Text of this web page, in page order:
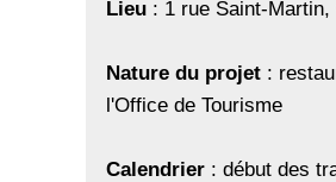
Lieu : 1 rue Saint-Martin,
Nature du projet :
l'Office de Tourisme
Calendrier : début des